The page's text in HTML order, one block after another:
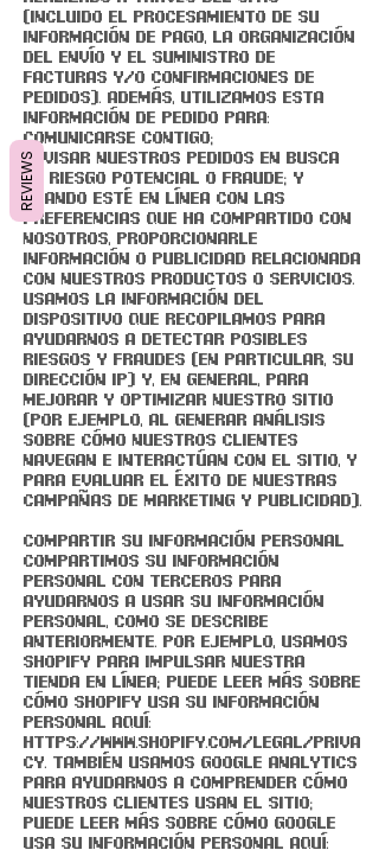
(incluido el procesamiento de su
información de pago, la organización
del envío y el suministro de
facturas y/o confirmaciones de
pedidos). Además, utilizamos esta
información de pedido para:
Comunicarse contigo;
Revisar nuestros pedidos en busca
de riesgo potencial o fraude; y
Cuando esté en línea con las
preferencias que ha compartido con
nosotros, proporcionarle
información o publicidad relacionada
con nuestros productos o servicios.
Usamos la información del
dispositivo que recopilamos para
ayudarnos a detectar posibles
riesgos y fraudes (en particular, su
dirección IP) y, en general, para
mejorar y optimizar nuestro sitio
(por ejemplo, al generar análisis
sobre cómo nuestros clientes
navegan e interactúan con el Sitio, y
para evaluar el éxito de nuestras
campañas de marketing y publicidad).
COMPARTIR SU INFORMACIÓN PERSONAL
Compartimos su información
personal con terceros para
ayudarnos a usar su información
personal, como se describe
anteriormente. Por ejemplo, usamos
Shopify para impulsar nuestra
tienda en línea; puede leer más sobre
cómo Shopify usa su información
personal aquí:
https://www.shopify.com/legal/priva
cy. También usamos Google Analytics
para ayudarnos a comprender cómo
nuestros clientes usan el Sitio;
puede leer más sobre cómo Google
usa su información personal aquí:
REVIEWS